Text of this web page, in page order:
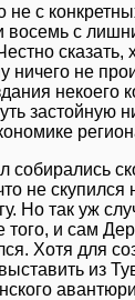
не с
с
ничего не
застойную
собирались
не
Но так уж
того, и сам
Хотя для
из